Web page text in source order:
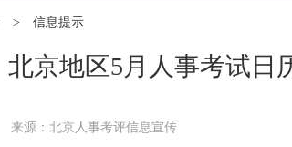
> 信息提示
北京地区5月人事考试日
来源：北京人事考评信息宣传